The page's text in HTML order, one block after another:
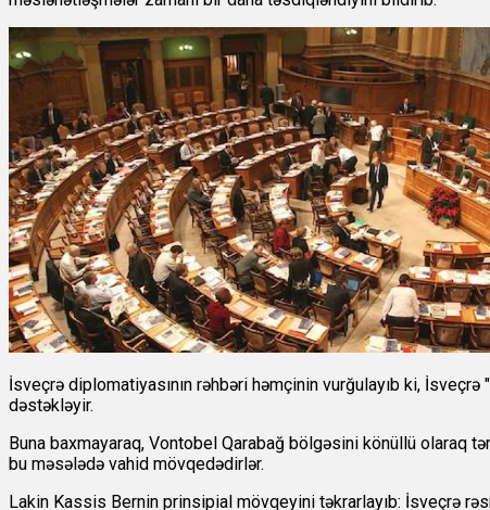
İsveçrə diplomatiyasının rəhbəri həmçinin vurğulayıb ki, İsveçrə "
dəstəkləyir.
Buna baxmayaraq, Vontobel Qarabağ bölgəsini könüllü olaraq
bu məsələdə vahid mövqedədirlər.
Lakin Kassis Bernin prinsipial mövqeyini təkrarlayıb: İsveçrə